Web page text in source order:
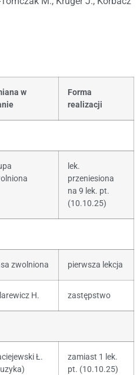
w
Forma
realizacji
lek.
przeniesiona
na 9 lek. pt.
(10.10.25)
zwolniona pierwsza lekcja
H. zastępstwo
Ł.
zamiast 1 lek.
pt. (10.10.25)